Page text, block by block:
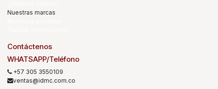
Nuestras marcas
Contáctenos
WHATSAPP/Teléfono
+57 305 3550109
ventas@idmc.com.co